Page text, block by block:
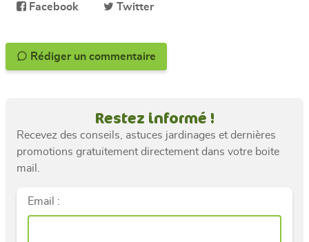
Facebook
Twitter
Rédiger un commentaire
Restez informé !
Recevez des conseils, astuces jardinages et dernières
promotions gratuitement directement dans votre boite
mail.
Email :